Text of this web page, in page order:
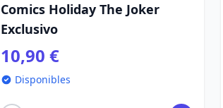
Comics Holiday The Joker
Exclusivo
10,90 €
Disponibles